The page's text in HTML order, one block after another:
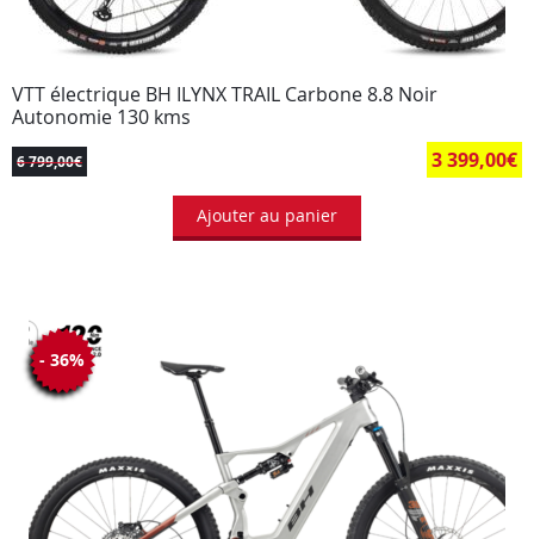
VTT électrique BH ILYNX TRAIL Carbone 8.8 Noir
Autonomie 130 kms
6 799,00€ 3 399,00€
Ajouter au panier
- 36%